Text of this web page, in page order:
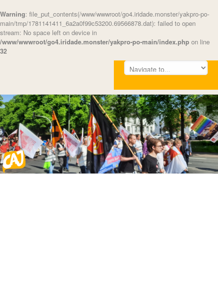
Warning: file_put_contents(/www/wwwroot/go4.iridade.monster/yakpro-po-
main/tmp/1781141411_6a2a0f99c53200.69566878.dat): failed to open
stream: No space left on device in
/www/wwwroot/go4.iridade.monster/yakpro-po-main/index.php on line
32